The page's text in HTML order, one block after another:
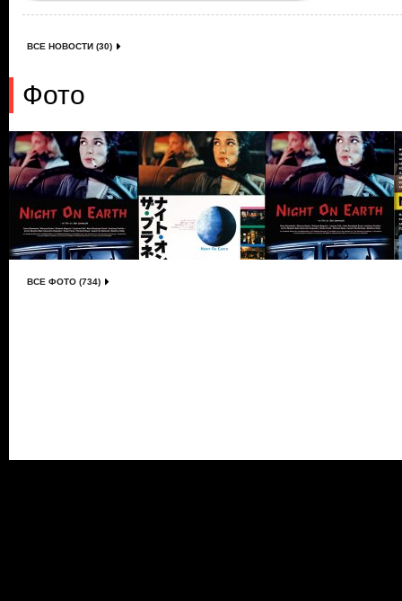
ВСЕ НОВОСТИ (30)
Фото
ВСЕ ФОТО (734)